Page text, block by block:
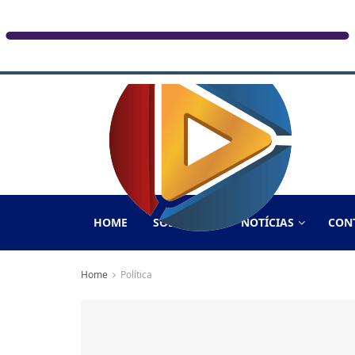
HOME SOBRE NÓS NOTÍCIAS
Home Política